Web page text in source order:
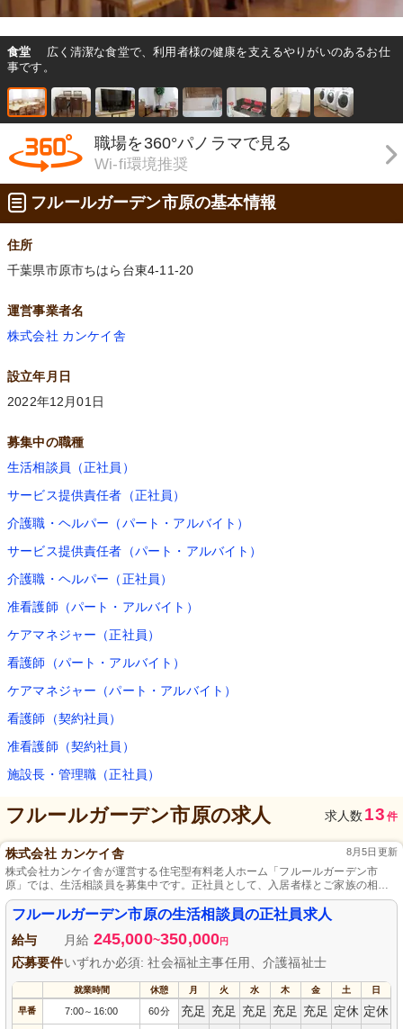
食堂
広く清潔な食堂で、利用者様の健康を支えるやりがいのあるお仕
事です。
職場を360°パノラマで見る
Wi-fi環境推奨
フルールガーデン市原の基本情報
住所
千葉県市原市ちはら台東4-11-20
運営事業者名
株式会社 カンケイ舎
設立年月日
2022年12月01日
募集中の職種
生活相談員（正社員）
サービス提供責任者（正社員）
介護職・ヘルパー（パート・アルバイト）
サービス提供責任者（パート・アルバイト）
介護職・ヘルパー（正社員）
准看護師（パート・アルバイト）
ケアマネジャー（正社員）
看護師（パート・アルバイト）
ケアマネジャー（パート・アルバイト）
看護師（契約社員）
准看護師（契約社員）
施設長・管理職（正社員）
フルールガーデン市原の求人 求人数 13 件
株式会社 カンケイ舎 8月5日更新
株式会社カンケイ舎が運営する住宅型有料老人ホーム「フルールガーデン市
原」では、生活相談員を募集中です。正社員として、入居者様とご家族の相談
支援業務を通じて、人々の暮らしを支える大切な役割を担います。経験や資格
は不問ですので、福祉の分野で活躍したい方、ぜひご応募ください。心温まる
職場環境で、あなたの力を発揮しませんか？
フルールガーデン市原の生活相談員の正社員求人
給与 月給 245,000~350,000円
応募要件いずれか必須: 社会福祉主事任用、介護福祉士
就業時間 休憩 月 火 水 木 金 土 日
早番 7:00～ 16:00 60分 充足 充足 充足 充足 充足 定休 定休